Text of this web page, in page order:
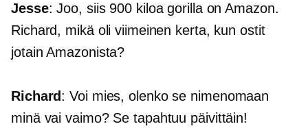
Jesse: Joo, siis 900 kiloagorilla on Amazon.
Richard, mikä oli viimeinen kerta, kun ostit
jotain Amazonista?
Richard: Voi mies, olenko se nimenomaan
minä vai vaimo? Se tapahtuu päivittäin!